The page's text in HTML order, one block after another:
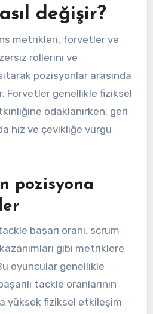
değişir?
metrikleri, forvetler ve
rollerini ve
pozisyonlar arasında
Forvetler genellikle fiziksel
odaklanırken, geri
hız ve çevikliğe vurgu
pozisyona
başarı oranı, scrum
gibi metriklere
oyuncular genellikle
tackle oranlarının
yüksek fiziksel etkileşim